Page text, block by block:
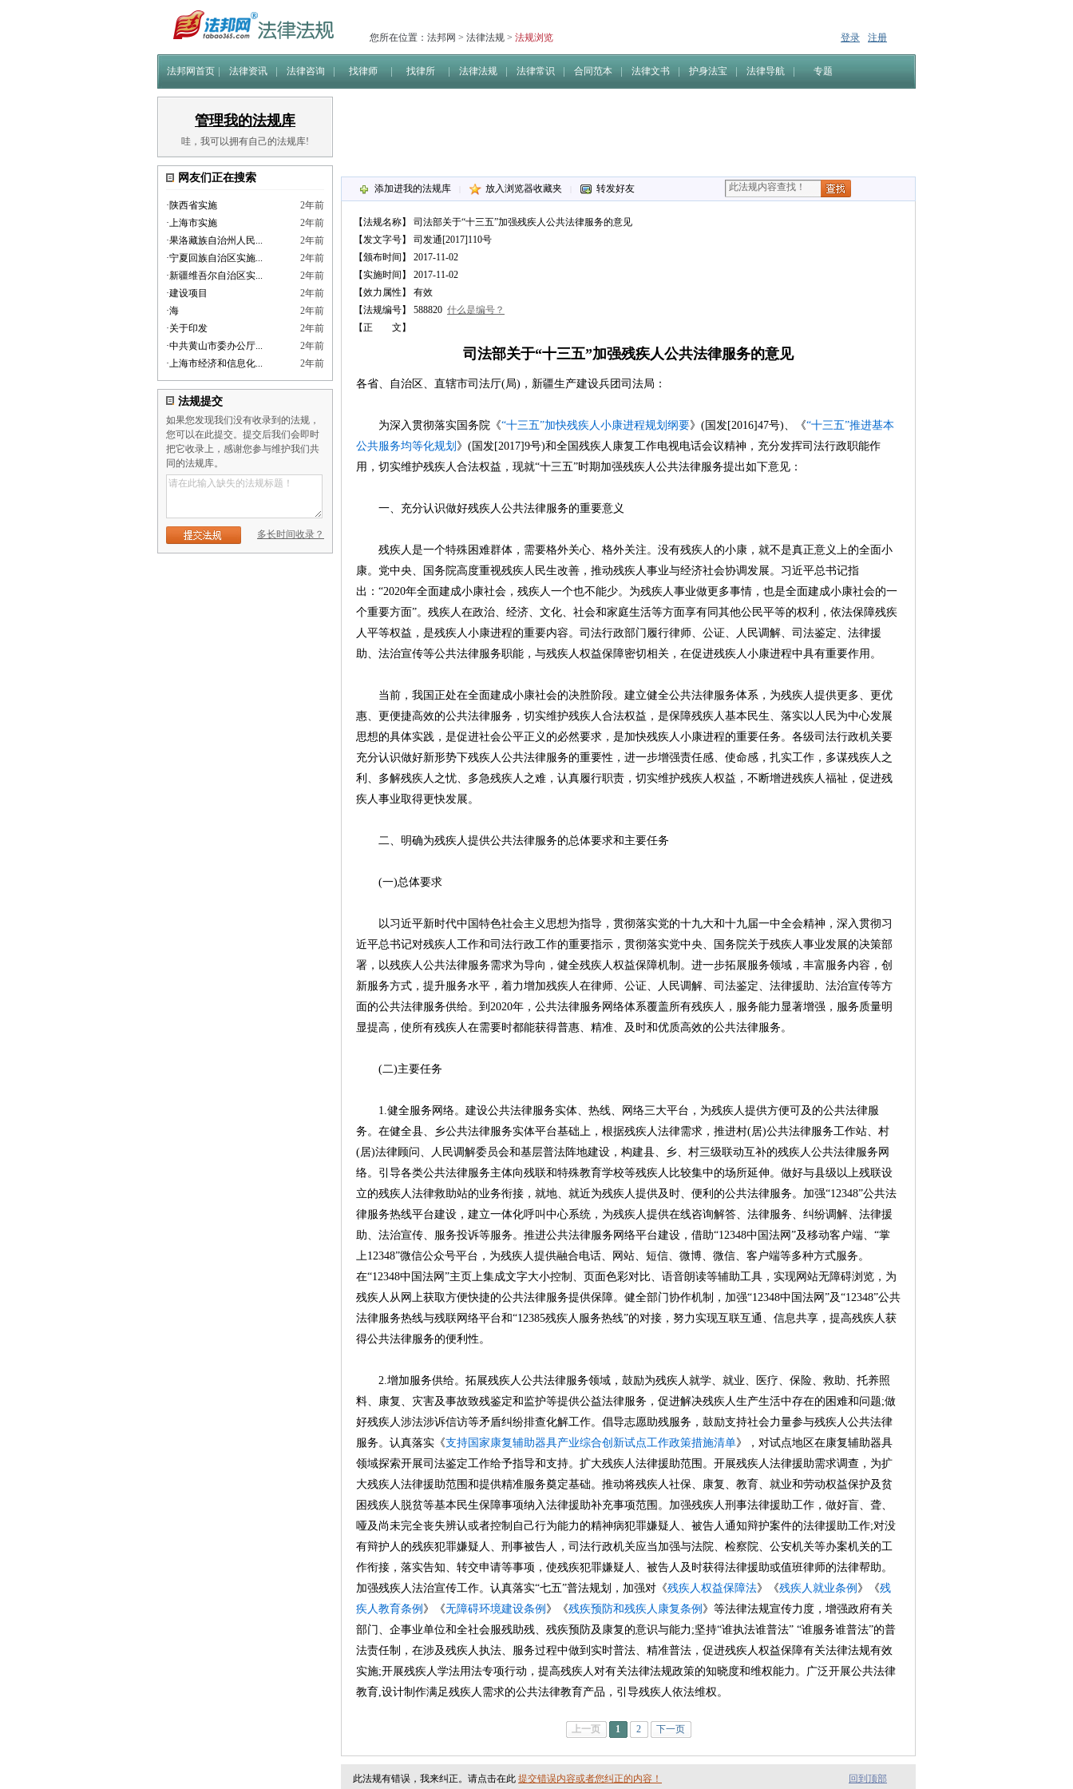
您所在位置： 法邦网 > 法律法规 > 法规浏览 登录 注册
法邦网首页 法律资讯 法律咨询 找律师 找律所 法律法规 法律常识 合同范本 法律文书 护身法宝 法律导航 专题
管理我的法规库
哇，我可以拥有自己的法规库!
网友们正在搜索
·陕西省实施
2年前
·上海市实施
2年前
·果洛藏族自治州人民...
2年前
·宁夏回族自治区实施...
2年前
·新疆维吾尔自治区实...
2年前
·建设项目
2年前
·海
2年前
·关于印发
2年前
·中共黄山市委办公厅...
2年前
·上海市经济和信息化... 2年前
法规提交
如果您发现我们没有收录到的法规，
您可以在此提交。提交后我们会即时
把它收录上，感谢您参与维护我们共
同的法规库。
多长时间收录？
添加进我的法规库 放入浏览器收藏夹 转发好友
【法规名称】 司法部关于“十三五”加强残疾人公共法律服务的意见
【发文字号】 司发通[2017]110号
【颁布时间】 2017-11-02
【实施时间】 2017-11-02
【效力属性】 有效
【法规编号】 588820 什么是编号？
【正 文】
司法部关于“十三五”加强残疾人公共法律服务的意见
各省、自治区、直辖市司法厅(局)，新疆生产建设兵团司法局：
为深入贯彻落实国务院《“十三五”加快残疾人小康进程规划纲要》(国发[2016]47号)、《“十三五”推进基本
公共服务均等化规划 》(国发[2017]9号)和全国残疾人康复工作电视电话会议精神，充分发挥司法行政职能作
用，切实维护残疾人合法权益，现就“十三五”时期加强残疾人公共法律服务提出如下意见：
一、充分认识做好残疾人公共法律服务的重要意义
残疾人是一个特殊困难群体，需要格外关心、格外关注。没有残疾人的小康，就不是真正意义上的全面小
康。党中央、国务院高度重视残疾人民生改善，推动残疾人事业与经济社会协调发展。习近平总书记指
出：“2020年全面建成小康社会，残疾人一个也不能少。为残疾人事业做更多事情，也是全面建成小康社会的一
个重要方面”。残疾人在政治、经济、文化、社会和家庭生活等方面享有同其他公民平等的权利，依法保障残疾
人平等权益，是残疾人小康进程的重要内容。司法行政部门履行律师、公证、人民调解、司法鉴定、法律援
助、法治宣传等公共法律服务职能，与残疾人权益保障密切相关，在促进残疾人小康进程中具有重要作用。
当前，我国正处在全面建成小康社会的决胜阶段。建立健全公共法律服务体系，为残疾人提供更多、更优
惠、更便捷高效的公共法律服务，切实维护残疾人合法权益，是保障残疾人基本民生、落实以人民为中心发展
思想的具体实践，是促进社会公平正义的必然要求，是加快残疾人小康进程的重要任务。各级司法行政机关要
充分认识做好新形势下残疾人公共法律服务的重要性，进一步增强责任感、使命感，扎实工作，多谋残疾人之
利、多解残疾人之忧、多急残疾人之难，认真履行职责，切实维护残疾人权益，不断增进残疾人福祉，促进残
疾人事业取得更快发展。
二、明确为残疾人提供公共法律服务的总体要求和主要任务
(一)总体要求
以习近平新时代中国特色社会主义思想为指导，贯彻落实党的十九大和十九届一中全会精神，深入贯彻习
近平总书记对残疾人工作和司法行政工作的重要指示，贯彻落实党中央、国务院关于残疾人事业发展的决策部
署，以残疾人公共法律服务需求为导向，健全残疾人权益保障机制。进一步拓展服务领域，丰富服务内容，创
新服务方式，提升服务水平，着力增加残疾人在律师、公证、人民调解、司法鉴定、法律援助、法治宣传等方
面的公共法律服务供给。到2020年，公共法律服务网络体系覆盖所有残疾人，服务能力显著增强，服务质量明
显提高，使所有残疾人在需要时都能获得普惠、精准、及时和优质高效的公共法律服务。
(二)主要任务
1.健全服务网络。建设公共法律服务实体、热线、网络三大平台，为残疾人提供方便可及的公共法律服
务。在健全县、乡公共法律服务实体平台基础上，根据残疾人法律需求，推进村(居)公共法律服务工作站、村
(居)法律顾问、人民调解委员会和基层普法阵地建设，构建县、乡、村三级联动互补的残疾人公共法律服务网
络。引导各类公共法律服务主体向残联和特殊教育学校等残疾人比较集中的场所延伸。做好与县级以上残联设
立的残疾人法律救助站的业务衔接，就地、就近为残疾人提供及时、便利的公共法律服务。加强“12348”公共法
律服务热线平台建设，建立一体化呼叫中心系统，为残疾人提供在线咨询解答、法律服务、纠纷调解、法律援
助、法治宣传、服务投诉等服务。推进公共法律服务网络平台建设，借助“12348中国法网”及移动客户端、“掌
上12348”微信公众号平台，为残疾人提供融合电话、网站、短信、微博、微信、客户端等多种方式服务。
在“12348中国法网”主页上集成文字大小控制、页面色彩对比、语音朗读等辅助工具，实现网站无障碍浏览，为
残疾人从网上获取方便快捷的公共法律服务提供保障。健全部门协作机制，加强“12348中国法网”及“12348”公共
法律服务热线与残联网络平台和“12385残疾人服务热线”的对接，努力实现互联互通、信息共享，提高残疾人获
得公共法律服务的便利性。
2.增加服务供给。拓展残疾人公共法律服务领域，鼓励为残疾人就学、就业、医疗、保险、救助、托养照
料、康复、灾害及事故致残鉴定和监护等提供公益法律服务，促进解决残疾人生产生活中存在的困难和问题;做
好残疾人涉法涉诉信访等矛盾纠纷排查化解工作。倡导志愿助残服务，鼓励支持社会力量参与残疾人公共法律
服务。认真落实《支持国家康复辅助器具产业综合创新试点工作政策措施清单》，对试点地区在康复辅助器具
领域探索开展司法鉴定工作给予指导和支持。扩大残疾人法律援助范围。开展残疾人法律援助需求调查，为扩
大残疾人法律援助范围和提供精准服务奠定基础。推动将残疾人社保、康复、教育、就业和劳动权益保护及贫
困残疾人脱贫等基本民生保障事项纳入法律援助补充事项范围。加强残疾人刑事法律援助工作，做好盲、聋、
哑及尚未完全丧失辨认或者控制自己行为能力的精神病犯罪嫌疑人、被告人通知辩护案件的法律援助工作;对没
有辩护人的残疾犯罪嫌疑人、刑事被告人，司法行政机关应当加强与法院、检察院、公安机关等办案机关的工
作衔接，落实告知、转交申请等事项，使残疾犯罪嫌疑人、被告人及时获得法律援助或值班律师的法律帮助。
加强残疾人法治宣传工作。认真落实“七五”普法规划，加强对《残疾人权益保障法》《残疾人就业条例 》《残
疾人教育条例 》《无障碍环境建设条例 》《残疾预防和残疾人康复条例 》等法律法规宣传力度，增强政府有关
部门、企事业单位和全社会服残助残、残疾预防及康复的意识与能力;坚持“谁执法谁普法” “谁服务谁普法”的普
法责任制，在涉及残疾人执法、服务过程中做到实时普法、精准普法，促进残疾人权益保障有关法律法规有效
实施;开展残疾人学法用法专项行动，提高残疾人对有关法律法规政策的知晓度和维权能力。广泛开展公共法律
教育,设计制作满足残疾人需求的公共法律教育产品，引导残疾人依法维权。
上一页 1 2 下一页
此法规有错误，我来纠正。请点击在此 提交错误内容或者您纠正的内容！ 回到顶部